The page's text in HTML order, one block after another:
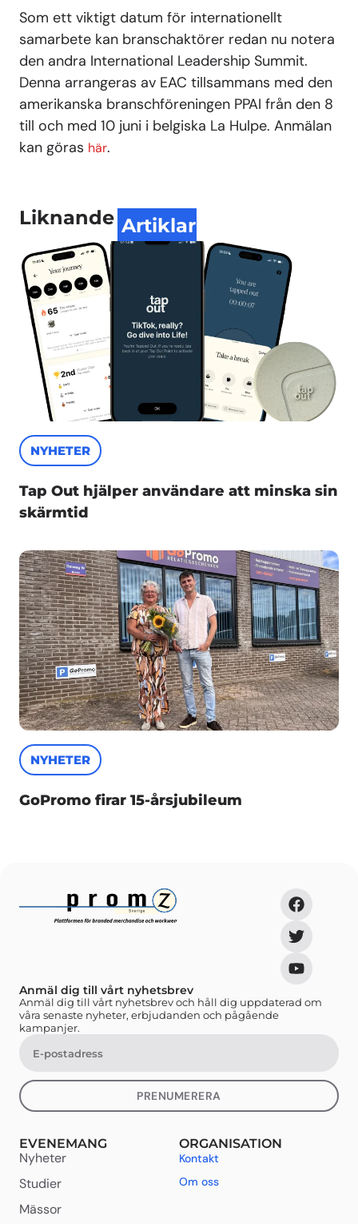
Som ett viktigt datum för internationellt
samarbete kan branschaktörer redan nu notera
den andra International Leadership Summit.
Denna arrangeras av EAC tillsammans med den
amerikanska branschföreningen PPAI från den 8
till och med 10 juni i belgiska La Hulpe. Anmälan
kan göras här.
Liknande Artiklar
NYHETER
Tap Out hjälper användare att minska sin
skärmtid
NYHETER
GoPromo firar 15-årsjubileum
Anmäl dig till vårt nyhetsbrev
Anmäl dig till vårt nyhetsbrev och håll dig uppdaterad om
våra senaste nyheter, erbjudanden och pågående
kampanjer.
PRENUMERERA
EVENEMANG
Nyheter
Studier
Mässor
ORGANISATION
Kontakt
Om oss